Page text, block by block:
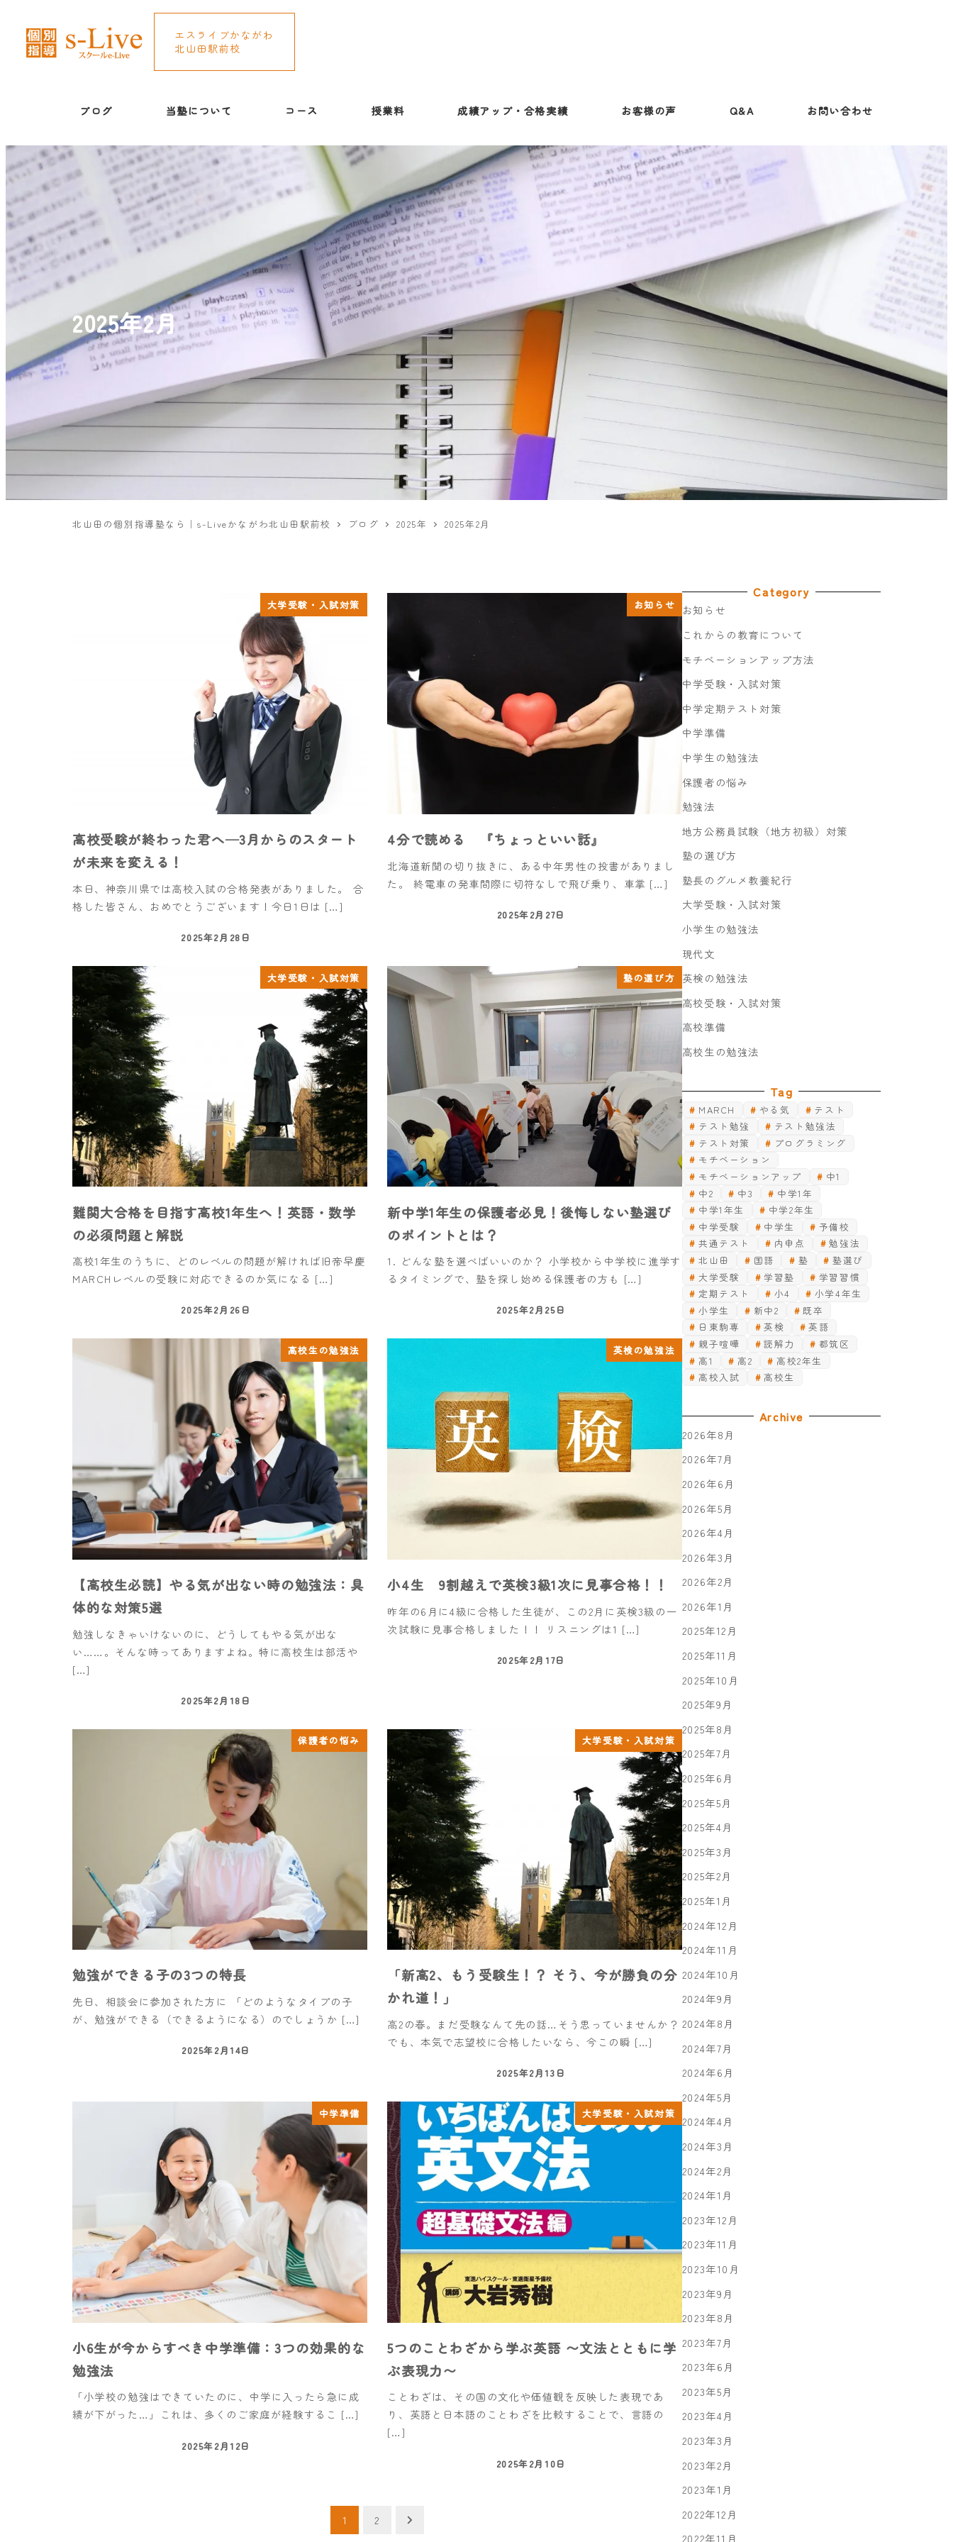
エスライブかながわ
北山田駅前校
ブログ 当塾について コース 授業料 成績アップ・合格実績 お客様の声 Q&A お問い合わせ
2025年2月
北山田の個別指導塾なら｜s-Liveかながわ北山田駅前校 ブログ 2025年 2025年2月
大学受験・入試対策
高校受験が終わった君へ—3月からのスタート
が未来を変える！
本日、神奈川県では高校入試の合格発表がありました。 合
格した皆さん、おめでとうございます！今日1日は […]
2025年2月28日
お知らせ
4分で読める 『ちょっといい話』
北海道新聞の切り抜きに、ある中年男性の投書がありまし
た。 終電車の発車間際に切符なしで飛び乗り、車掌 […]
2025年2月27日
大学受験・入試対策
難関大合格を目指す高校1年生へ！英語・数学
の必須問題と解説
高校1年生のうちに、どのレベルの問題が解ければ旧帝早慶
MARCHレベルの受験に対応できるのか気になる […]
2025年2月26日
塾の選び方
新中学1年生の保護者必見！後悔しない塾選び
のポイントとは？
1. どんな塾を選べばいいのか？ 小学校から中学校に進学す
るタイミングで、塾を探し始める保護者の方も […]
2025年2月25日
高校生の勉強法
【高校生必読】やる気が出ない時の勉強法：具
体的な対策5選
勉強しなきゃいけないのに、どうしてもやる気が出な
い……。そんな時ってありますよね。特に高校生は部活や
[…]
2025年2月18日
英検の勉強法
小4生 9割越えで英検3級1次に見事合格！！
昨年の6月に4級に合格した生徒が、この2月に英検3級の一
次試験に見事合格しました！！ リスニングは1 […]
2025年2月17日
保護者の悩み
勉強ができる子の3つの特長
先日、相談会に参加された方に 「どのようなタイプの子
が、勉強ができる（できるようになる）のでしょうか […]
2025年2月14日
大学受験・入試対策
「新高2、もう受験生！？ そう、今が勝負の分
かれ道！」
高2の春。まだ受験なんて先の話…そう思っていませんか？
でも、本気で志望校に合格したいなら、今この瞬 […]
2025年2月13日
中学準備
小6生が今からすべき中学準備：3つの効果的な
勉強法
「小学校の勉強はできていたのに、中学に入ったら急に成
績が下がった…」これは、多くのご家庭が経験するこ […]
2025年2月12日
大学受験・入試対策
5つのことわざから学ぶ英語 〜文法とともに学
ぶ表現力〜
ことわざは、その国の文化や価値観を反映した表現であ
り、英語と日本語のことわざを比較することで、言語の
[…]
2025年2月10日
1 2
Category
お知らせ
これからの教育について
モチベーションアップ方法
中学受験・入試対策
中学定期テスト対策
中学準備
中学生の勉強法
保護者の悩み
勉強法
地方公務員試験（地方初級）対策
塾の選び方
塾長のグルメ教養紀行
大学受験・入試対策
小学生の勉強法
現代文
英検の勉強法
高校受験・入試対策
高校準備
高校生の勉強法
Tag
MARCH やる気
テスト
テスト勉強
テスト勉強法
テスト対策
プログラミング
モチベーション
モチベーションアップ
中1
中2
中3
中学1年
中学1年生
中学2年生
中学受験
中学生
予備校
共通テスト
内申点
勉強法
北山田
国語 塾
塾選び
大学受験
学習塾
学習習慣
定期テスト
小4
小学4年生
小学生
新中2
既卒
日東駒専
英検
英語
親子喧嘩
読解力
都筑区
高1
高2
高校2年生
高校入試
高校生
Archive
2026年8月
2026年7月
2026年6月
2026年5月
2026年4月
2026年3月
2026年2月
2026年1月
2025年12月
2025年11月
2025年10月
2025年9月
2025年8月
2025年7月
2025年6月
2025年5月
2025年4月
2025年3月
2025年2月
2025年1月
2024年12月
2024年11月
2024年10月
2024年9月
2024年8月
2024年7月
2024年6月
2024年5月
2024年4月
2024年3月
2024年2月
2024年1月
2023年12月
2023年11月
2023年10月
2023年9月
2023年8月
2023年7月
2023年6月
2023年5月
2023年4月
2023年3月
2023年2月
2023年1月
2022年12月
2022年11月